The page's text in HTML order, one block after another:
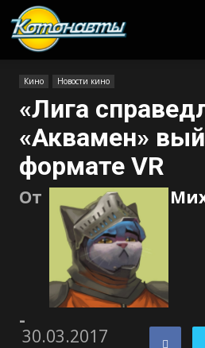
Кино Новости кино
«Лига
«Аквамен»
формате VR
От
-
30.03.2017